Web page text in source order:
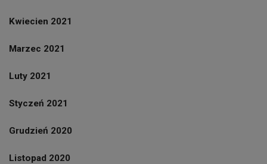
Kwiecien 2021
Marzec 2021
Luty 2021
Styczeń 2021
Grudzień 2020
Listopad 2020